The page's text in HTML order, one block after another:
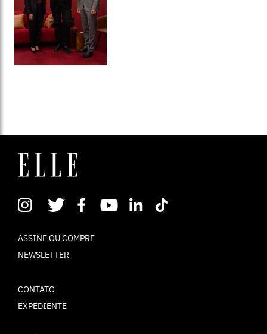
ASSINE OU COMPRE
NEWSLETTER
CONTATO
EXPEDIENTE